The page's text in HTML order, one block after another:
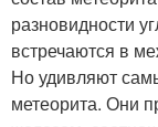
разновидности
встречаются в
Но удивляют
метеорита. Они